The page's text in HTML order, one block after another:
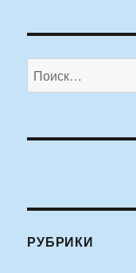
Искать:
РУБРИКИ